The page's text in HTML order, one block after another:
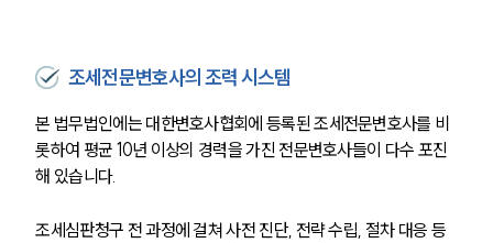
조세전문변호사의 조력 시스템
본 법무법인에는 대한변호사협회에 등록된 조세전문변호사를 비
롯하여 평균 10년 이상의 경력을 가진 전문변호사들이 다수 포진
해 있습니다.
조세심판청구 전 과정에 걸쳐 사전 진단, 전략 수립, 절차 대응 등